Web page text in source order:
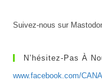
Suivez-nous sur
N’hésitez-Pas À
www.facebook.com/